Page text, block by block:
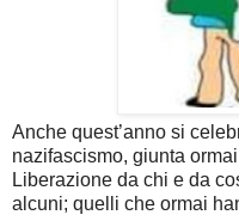
Anche quest’anno si
nazifascismo, giunta
Liberazione da chi e da
alcuni; quelli che ormai